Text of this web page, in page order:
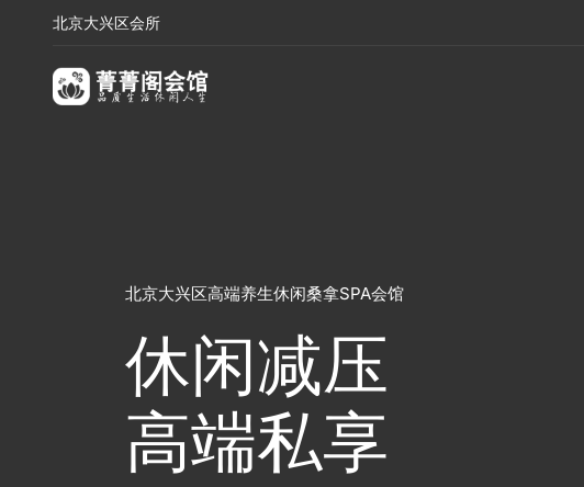
北京大兴区会所
北京大兴区高端养生休闲桑拿SPA会馆
休闲减压
高端私享